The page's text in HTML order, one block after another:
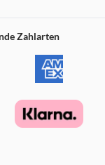
Zahlarten